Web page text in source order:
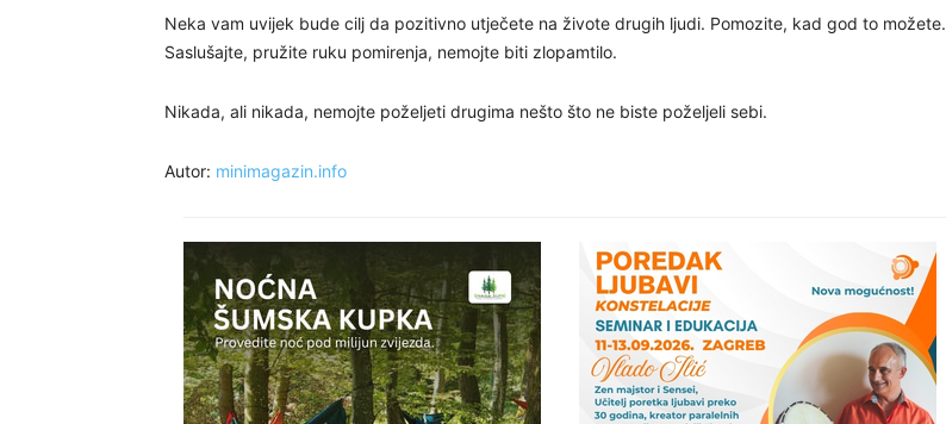
Neka vam uvijek bude cilj da pozitivno utječete na živote drugih ljudi. Pomozite, kad god to možete.
Saslušajte, pružite ruku pomirenja, nemojte biti zlopamtilo.
Nikada, ali nikada, nemojte poželjeti drugima nešto što ne biste poželjeli sebi.
Autor: minimagazin.info